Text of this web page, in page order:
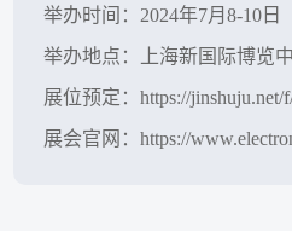
举办时间：2024年7月8-10日
举办地点：上海新国际博览
展位预定：https://jinshuju.net/
展会官网：https://